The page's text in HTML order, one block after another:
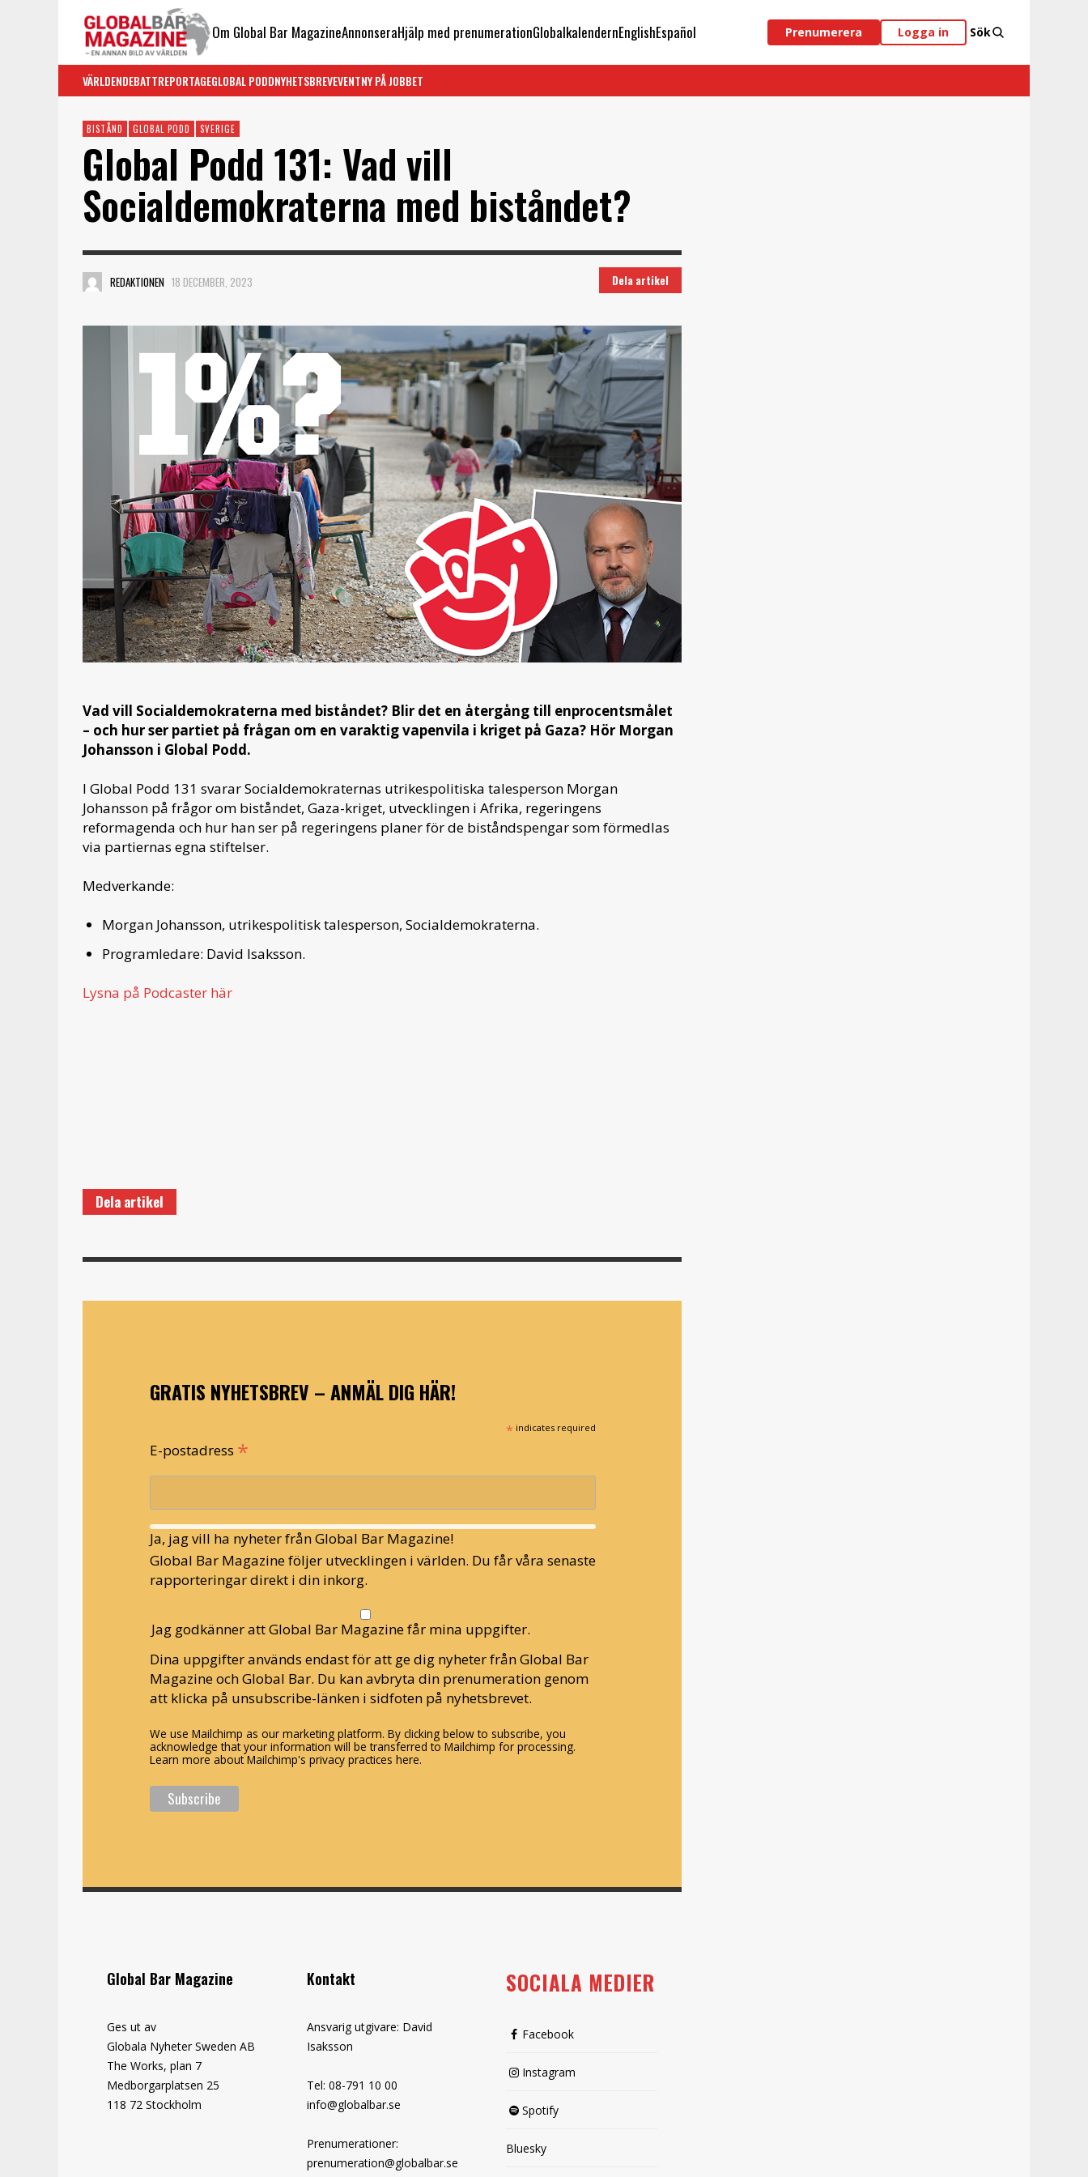
Om Global Bar MagazineAnnonseraHjälp med prenumerationGlobalkalendernEnglishEspañol Prenumerera Logga in Sök
VÄRLDENDEBATTREPORTAGEGLOBAL PODDNYHETSBREVEVENTNY PÅ JOBBET
BISTÅND GLOBAL PODD SVERIGE
Global Podd 131: Vad vill
Socialdemokraterna med biståndet?
REDAKTIONEN 18 DECEMBER, 2023 Dela artikel
Vad vill Socialdemokraterna med biståndet? Blir det en återgång till enprocentsmålet
– och hur ser partiet på frågan om en varaktig vapenvila i kriget på Gaza? Hör Morgan
Johansson i Global Podd.
I Global Podd 131 svarar Socialdemokraternas utrikespolitiska talesperson Morgan
Johansson på frågor om biståndet, Gaza-kriget, utvecklingen i Afrika, regeringens
reformagenda och hur han ser på regeringens planer för de biståndspengar som förmedlas
via partiernas egna stiftelser.
Medverkande:
Morgan Johansson, utrikespolitisk talesperson, Socialdemokraterna.
Programledare: David Isaksson.
Lysna på Podcaster här
Dela artikel
GRATIS NYHETSBREV – ANMÄL DIG HÄR!
* indicates required
E-postadress *
Ja, jag vill ha nyheter från Global Bar Magazine!
Global Bar Magazine följer utvecklingen i världen. Du får våra senaste
rapporteringar direkt i din inkorg.
Jag godkänner att Global Bar Magazine får mina uppgifter.
Dina uppgifter används endast för att ge dig nyheter från Global Bar
Magazine och Global Bar. Du kan avbryta din prenumeration genom
att klicka på unsubscribe-länken i sidfoten på nyhetsbrevet.
We use Mailchimp as our marketing platform. By clicking below to subscribe, you
acknowledge that your information will be transferred to Mailchimp for processing.
Learn more about Mailchimp's privacy practices here.
Global Bar Magazine
Ges ut av
Globala Nyheter Sweden AB
The Works, plan 7
Medborgarplatsen 25
118 72 Stockholm
Kontakt
Ansvarig utgivare: David
Isaksson
Tel: 08-791 10 00
info@globalbar.se
Prenumerationer:
prenumeration@globalbar.se
SOCIALA MEDIER
Facebook
Instagram
Spotify
Bluesky